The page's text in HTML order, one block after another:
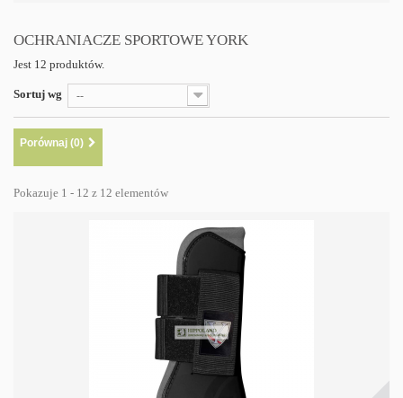
OCHRANIACZE SPORTOWE YORK
Jest 12 produktów.
Sortuj wg --
Porównaj (0)
Pokazuje 1 - 12 z 12 elementów